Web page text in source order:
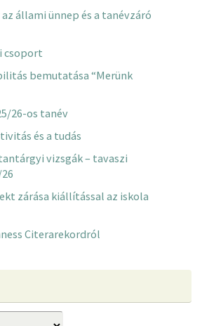
állami ünnep és a tanévzáró
csoport
bemutatása “Merünk
26-os tanév
és a tudás
vizsgák – tavaszi
zárása kiállítással az iskola
Citerarekordról